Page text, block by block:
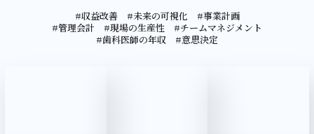
#収益改善 #未来の可視化 #事業計画
#管理会計 #現場の生産性 #チームマネジメント
#歯科医師の年収 #意思決定